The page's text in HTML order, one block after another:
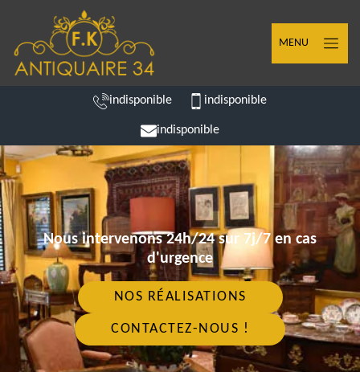
MENU
indisponible indisponible
indisponible
Nous intervenons 24h/24 sur 7j/7 en cas
d'urgence
NOS RÉALISATIONS
CONTACTEZ-NOUS !